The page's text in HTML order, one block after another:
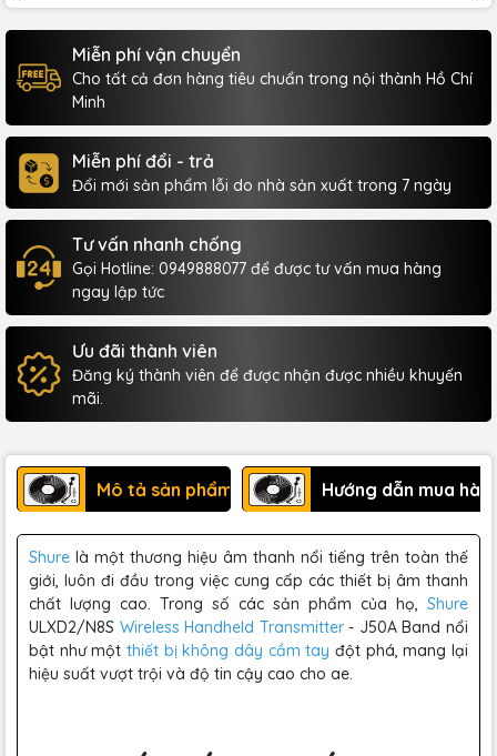
Miễn phí vận chuyển
Cho tất cả đơn hàng tiêu chuẩn trong nội thành Hồ Chí
Minh
Miễn phí đổi - trả
Đổi mới sản phẩm lỗi do nhà sản xuất trong 7 ngày
Tư vấn nhanh chống
Gọi Hotline: 0949888077 để được tư vấn mua hàng
ngay lập tức
Ưu đãi thành viên
Đăng ký thành viên để được nhận được nhiều khuyến
mãi.
Mô tả sản phẩm Hướng dẫn mua
Shure là một thương hiệu âm thanh nổi tiếng trên toàn thế
giới, luôn đi đầu trong việc cung cấp các thiết bị âm thanh
chất lượng cao. Trong số các sản phẩm của họ, Shure
ULXD2/N8S WirelessHandheld Transmitter- J50A Band nổi
bật như một thiết bị không dây cầm tay đột phá, mang lại
hiệu suất vượt trội và độ tin cậy cao cho ae.